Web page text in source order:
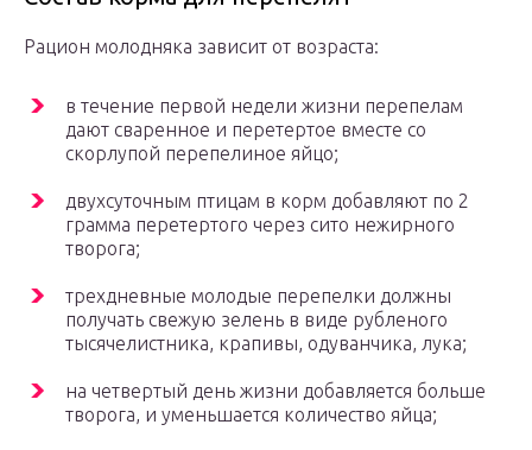
Рацион молодняка зависит от возраста:
в течение первой недели жизни перепелам
дают сваренное и перетертое вместе со
скорлупой перепелиное яйцо;
двухсуточным птицам в корм добавляют по 2
грамма перетертого через сито нежирного
творога;
трехдневные молодые перепелки должны
получать свежую зелень в виде рубленого
тысячелистника, крапивы, одуванчика, лука;
на четвертый день жизни добавляется больше
творога, и уменьшается количество яйца;